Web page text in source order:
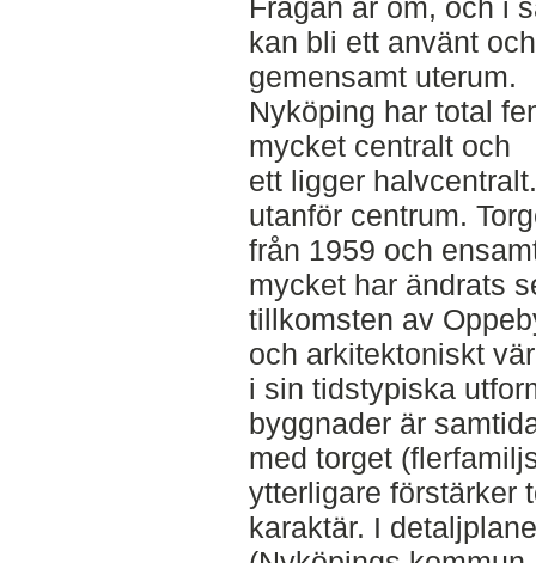
Frågan är om, och i
kan bli ett använt
gemensamt uterum.
Nyköping har total
mycket centralt och
ett ligger
utanför centrum.
från 1959 och
mycket har ändrats
tillkomsten av
och arkitektoniskt
i sin tidstypiska
byggnader är
med torget
ytterligare förstärker
karaktär. I